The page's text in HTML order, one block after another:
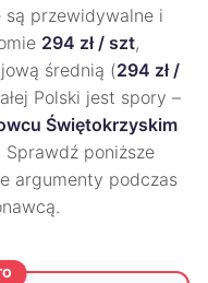
przewidywalne i
294 zł / szt,
średnią (294 zł /
Polski jest spory –
Świętokrzyskim
Sprawdź poniższe
argumenty podczas